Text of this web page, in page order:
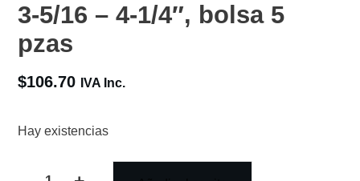
3-5/16 – 4-1/4″, bolsa 5
pzas
$106.70 IVA Inc.
Hay existencias